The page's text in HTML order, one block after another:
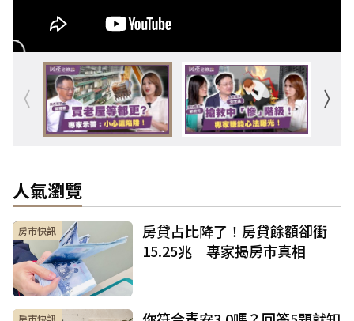
人氣瀏覽
房市快訊
房貸占比降了！房貸餘額卻衝
15.25兆 專家揭房市真相